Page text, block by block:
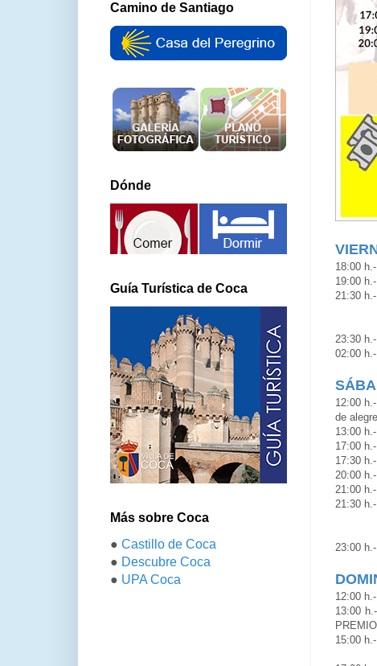
18:00
19:00
21:30 h.-
Tícket:
NO
23:30
02:00
12:00 h.-
de
13:00 h.-
17:00
17:30
20:00
21:00 h.-
21:30 h.-
Tícket:
NO
23:00 h.-
12:00
13:00 h.-
15:00 h.-
Tícket:
Camino de Santiago
Dónde
Guía Turística de Coca
Más sobre Coca
● Castillo de Coca
● Descubre Coca
● UPA Coca